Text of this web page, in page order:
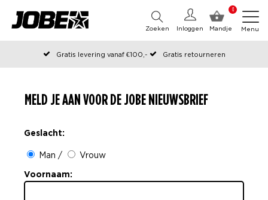
0
Mandje
Inloggen
Zoeken Menu
Gratis levering vanaf €100,-
Gratis retourneren
Officiële Jobe webshop
MELD JE AAN VOOR DE JOBE NIEUWSBRIEF
Geslacht:
Man / Vrouw
Voornaam: